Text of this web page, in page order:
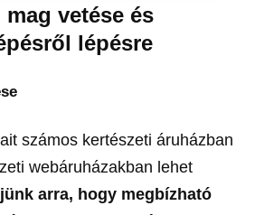
vetése és
lépésre
számos kertészeti áruházban
webáruházakban lehet
arra, hogy megbízható